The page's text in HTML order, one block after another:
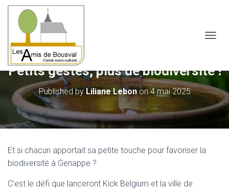
Petits gestes, plus de biodiversité !
Published byLiliane Lebonon 4 mai 2025
Et si chacun apportait sa petite touche pour favoriser la
biodiversité à Genappe ?
C’est le défi que lanceront Kick Belgium et la ville de